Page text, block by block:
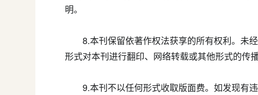
明。
8.本刊保留依著作权法获享的所有权利。未
形式对本刊进行翻印、网络转载或其他形式的传
9.本刊不以任何形式收取版面费。如发现有